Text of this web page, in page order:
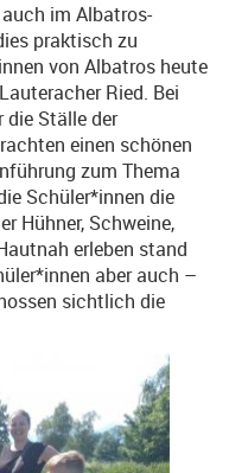
im Albatros-
praktisch zu
von Albatros heute
Ried. Bei
Ställe der
einen schönen
zum Thema
Schüler*innen die
Hühner, Schweine,
erleben stand
aber auch –
sichtlich die